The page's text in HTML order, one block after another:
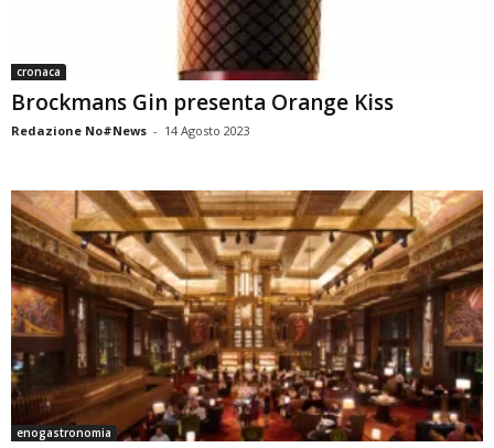
cronaca
Brockmans Gin presenta Orange Kiss
Redazione No#News - 14 Agosto 2023
enogastronomia